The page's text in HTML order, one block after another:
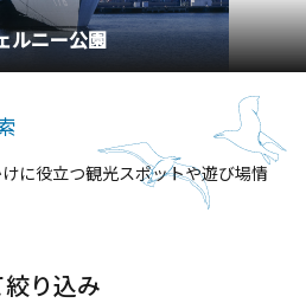
浜中華街
に役立つ観光スポットや遊び場情
り込み